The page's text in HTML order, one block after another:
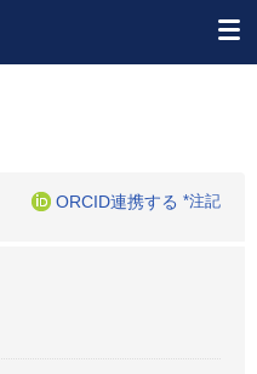
ORCID連携する *注記